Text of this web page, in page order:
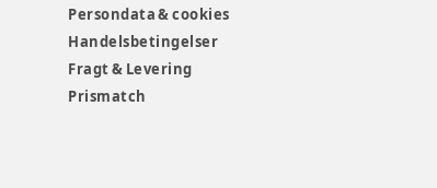
Persondata & cookies
Handelsbetingelser
Fragt & Levering
Prismatch